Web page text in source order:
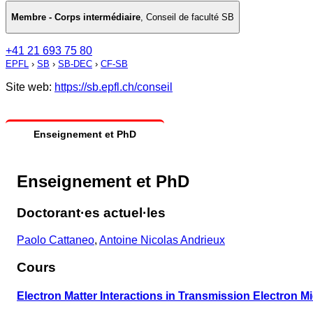
Membre - Corps intermédiaire, Conseil de faculté SB
+41 21 693 75 80
EPFL › SB › SB-DEC › CF-SB
Site web: https://sb.epfl.ch/conseil
Enseignement et PhD
Enseignement et PhD
Doctorant·es actuel·les
Paolo Cattaneo, Antoine Nicolas Andrieux
Cours
Electron Matter Interactions in Transmission Electron